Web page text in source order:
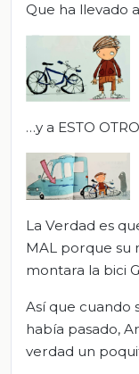
Que ha llevado a
…y a ESTO
La Verdad es
MAL porque su
montara la bici
Así que cuando
había pasado,
verdad un